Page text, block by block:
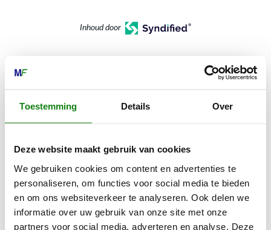
Toestemming Details Over
Deze website maakt gebruik van cookies
We gebruiken cookies om content en advertenties te
personaliseren, om functies voor social media te bieden
en om ons websiteverkeer te analyseren. Ook delen we
informatie over uw gebruik van onze site met onze
partners voor social media, adverteren en analyse. Deze
Inhoud door
MECHANISATIE FRANEKER
Kiehoek 26
8801 RD Franeker
0517-396800
info@mechanisatiefraneker.nl
Bij storing:06-83139573